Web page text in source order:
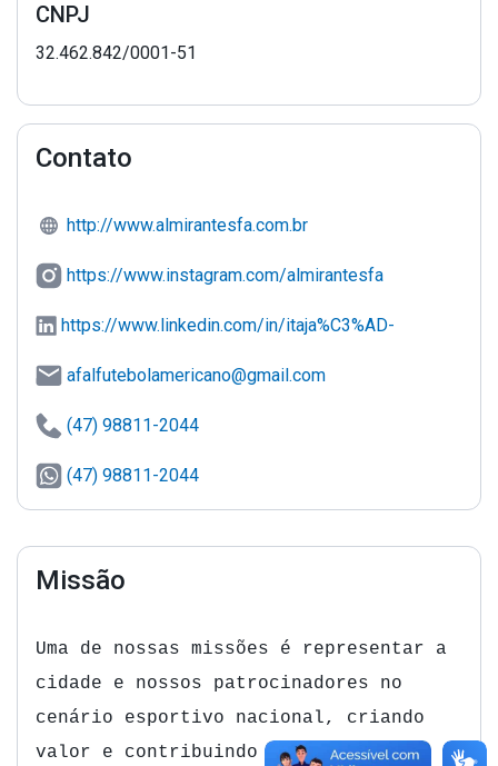
CNPJ
32.462.842/0001-51
Contato
http://www.almirantesfa.com.br
https://www.instagram.com/almirantesfa
https://www.linkedin.com/in/itaja%C3%AD-
afalfutebolamericano@gmail.com
(47) 98811-2044
(47) 98811-2044
Missão
Uma de nossas missões é representar a
cidade e nossos patrocinadores no
cenário esportivo nacional, criando
valor e contribuindo para o